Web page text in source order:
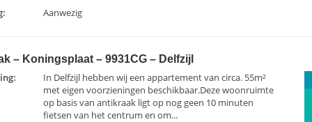
Aanwezig
– Koningsplaat – 9931CG – Delfzijl
In Delfzijl hebben wij een appartement van circa. 55m²
met eigen voorzieningen beschikbaar.Deze woonruimte
op basis van antikraak ligt op nog geen 10 minuten
fietsen van het centrum en om...